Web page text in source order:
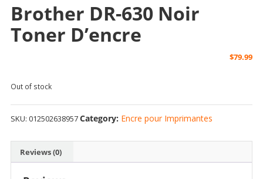
Brother DR-630 Noir
Toner D’encre
$79.99
Out of stock
SKU: 012502638957Category: Encre pour Imprimantes
Reviews (0)